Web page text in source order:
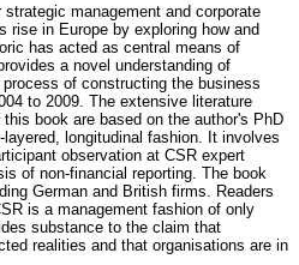
management and corporate
rise in Europe by exploring how and
has acted as central means of
a novel understanding of
of constructing the business
to 2009. The extensive literature
book are based on the author's PhD
longitudinal fashion. It involves
observation at CSR expert
of non-financial reporting. The book
German and British firms. Readers
is a management fashion of only
substance to the claim that
realities and that organisations are in